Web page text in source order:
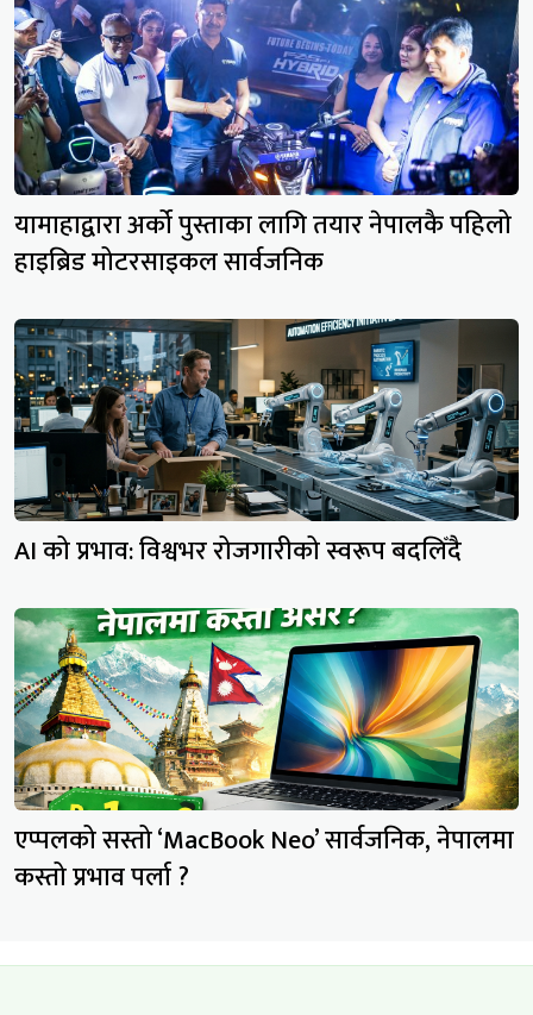
यामाहाद्वारा अर्को पुस्ताका लागि तयार नेपालकै पहिलो
हाइब्रिड मोटरसाइकल सार्वजनिक
AI को प्रभाव: विश्वभर रोजगारीको स्वरूप बदलिँदै
एप्पलको सस्तो ‘MacBook Neo’ सार्वजनिक, नेपालमा
कस्तो प्रभाव पर्ला ?